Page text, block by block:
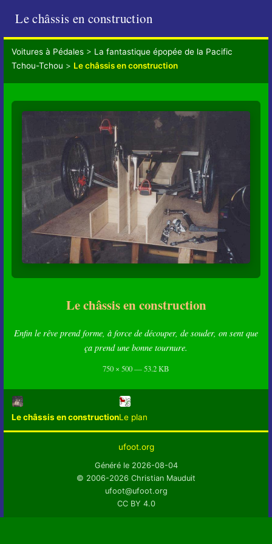
Le châssis en construction
Voitures à Pédales> La fantastique épopée de la Pacific
Tchou-Tchou > Le châssis en construction
Le châssis en construction
Enfin le rêve prend forme, à force de découper, de souder, on sent que
ça prend une bonne tournure.
750 × 500 — 53.2 KB
Le châssis en constructionLe plan
ufoot.org
Généré le 2026-08-04
© 2006-2026 Christian Mauduit
ufoot@ufoot.org
CC BY 4.0